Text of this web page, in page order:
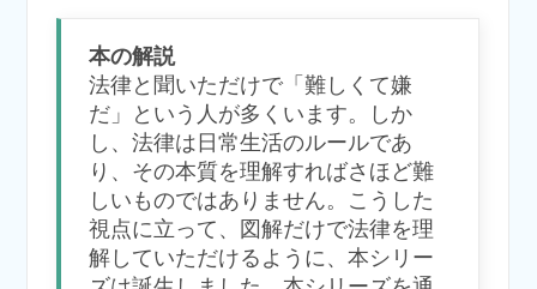
本の解説
法律と聞いただけで「難しくて嫌
だ」という人が多くいます。しか
し、法律は日常生活のルールであ
り、その本質を理解すればさほど難
しいものではありません。こうした
視点に立って、図解だけで法律を理
解していただけるように、本シリー